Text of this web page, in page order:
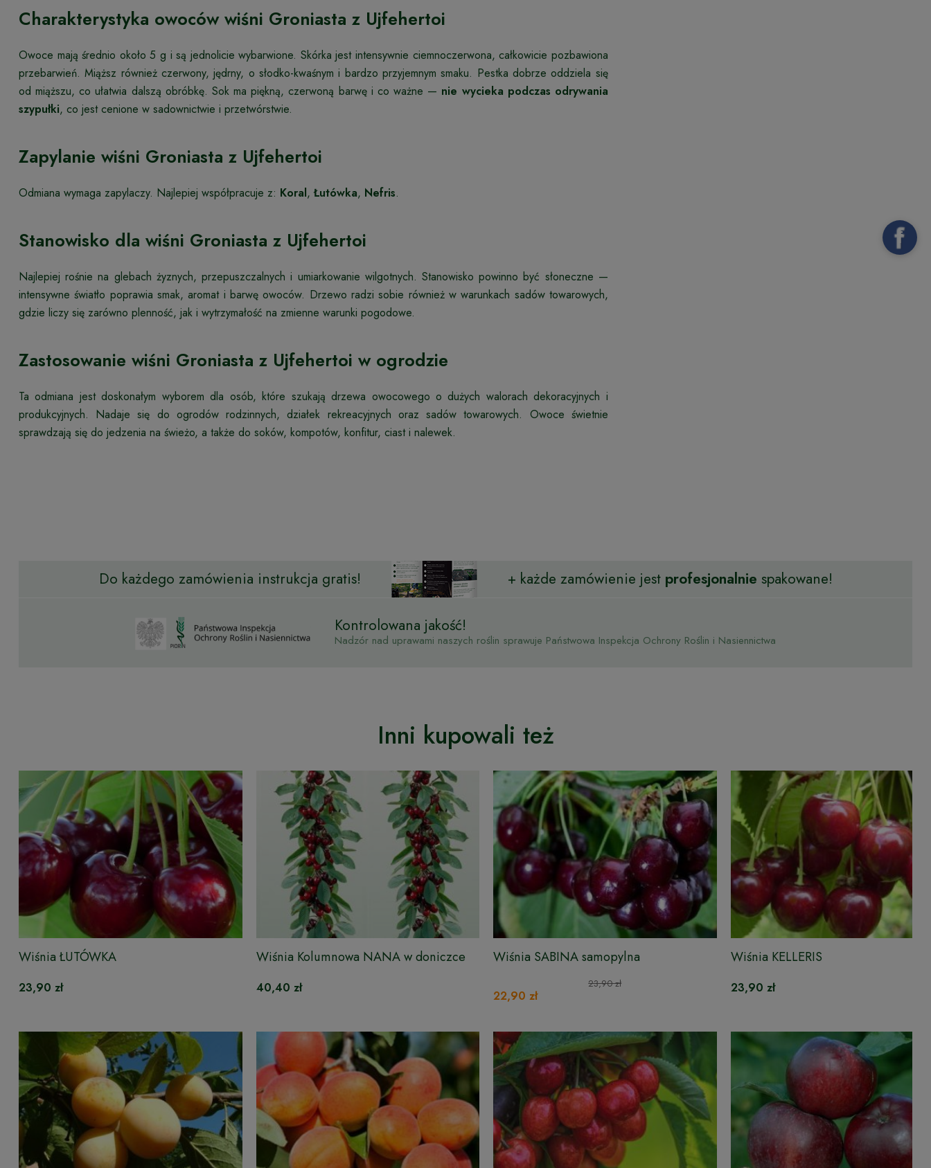
Charakterystyka owoców wiśni Groniasta z Ujfehertoi
Owoce mają średnio około 5 g i są jednolicie wybarwione. Skórka jest intensywnie ciemnoczerwona, całkowicie pozbawiona
przebarwień. Miąższ również czerwony, jędrny, o słodko-kwaśnym i bardzo przyjemnym smaku. Pestka dobrze oddziela się
od miąższu, co ułatwia dalszą obróbkę. Sok ma piękną, czerwoną barwę i co ważne — nie wycieka podczas odrywania
szypułki, co jest cenione w sadownictwie i przetwórstwie.
Zapylanie wiśni Groniasta z Ujfehertoi
Odmiana wymaga zapylaczy. Najlepiej współpracuje z: Koral, Łutówka, Nefris.
Stanowisko dla wiśni Groniasta z Ujfehertoi
Najlepiej rośnie na glebach żyznych, przepuszczalnych i umiarkowanie wilgotnych. Stanowisko powinno być słoneczne —
intensywne światło poprawia smak, aromat i barwę owoców. Drzewo radzi sobie również w warunkach sadów towarowych,
gdzie liczy się zarówno plenność, jak i wytrzymałość na zmienne warunki pogodowe.
Zastosowanie wiśni Groniasta z Ujfehertoi w ogrodzie
Ta odmiana jest doskonałym wyborem dla osób, które szukają drzewa owocowego o dużych walorach dekoracyjnych i
produkcyjnych. Nadaje się do ogrodów rodzinnych, działek rekreacyjnych oraz sadów towarowych. Owoce świetnie
sprawdzają się do jedzenia na świeżo, a także do soków, kompotów, konfitur, ciast i nalewek.
Do każdego zamówienia instrukcja gratis! + każde zamówienie jest profesjonalnie spakowane!
Kontrolowana jakość!
Nadzór nad uprawami naszych roślin sprawuje Państwowa Inspekcja Ochrony Roślin i Nasiennictwa
Inni kupowali też
Wiśnia ŁUTÓWKA
23,90 zł
Wiśnia Kolumnowa NANA w doniczce
40,40 zł
Wiśnia SABINA samopylna
23,90 zł
22,90 zł
Wiśnia KELLERIS
23,90 zł